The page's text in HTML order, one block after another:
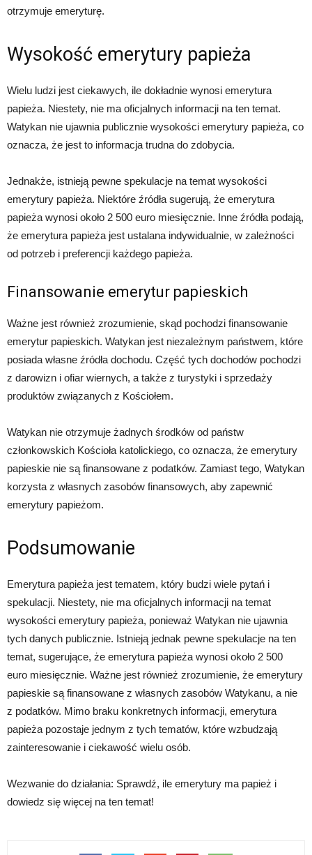
otrzymuje emeryturę.
Wysokość emerytury papieża
Wielu ludzi jest ciekawych, ile dokładnie wynosi emerytura
papieża. Niestety, nie ma oficjalnych informacji na ten temat.
Watykan nie ujawnia publicznie wysokości emerytury papieża, co
oznacza, że ​​jest to informacja trudna do zdobycia.
Jednakże, istnieją pewne spekulacje na temat wysokości
emerytury papieża. Niektóre źródła sugerują, że emerytura
papieża wynosi około 2 500 euro miesięcznie. Inne źródła podają,
że emerytura papieża jest ustalana indywidualnie, w zależności
od potrzeb i preferencji każdego papieża.
Finansowanie emerytur papieskich
Ważne jest również zrozumienie, skąd pochodzi finansowanie
emerytur papieskich. Watykan jest niezależnym państwem, które
posiada własne źródła dochodu. Część tych dochodów pochodzi
z darowizn i ofiar wiernych, a także z turystyki i sprzedaży
produktów związanych z Kościołem.
Watykan nie otrzymuje żadnych środków od państw
członkowskich Kościoła katolickiego, co oznacza, że ​​emerytury
papieskie nie są finansowane z podatków. Zamiast tego, Watykan
korzysta z własnych zasobów finansowych, aby zapewnić
emerytury papieżom.
Podsumowanie
Emerytura papieża jest tematem, który budzi wiele pytań i
spekulacji. Niestety, nie ma oficjalnych informacji na temat
wysokości emerytury papieża, ponieważ Watykan nie ujawnia
tych danych publicznie. Istnieją jednak pewne spekulacje na ten
temat, sugerujące, że emerytura papieża wynosi około 2 500
euro miesięcznie. Ważne jest również zrozumienie, że emerytury
papieskie są finansowane z własnych zasobów Watykanu, a nie
z podatków. Mimo braku konkretnych informacji, emerytura
papieża pozostaje jednym z tych tematów, które wzbudzają
zainteresowanie i ciekawość wielu osób.
Wezwanie do działania: Sprawdź, ile emerytury ma papież i
dowiedz się więcej na ten temat!